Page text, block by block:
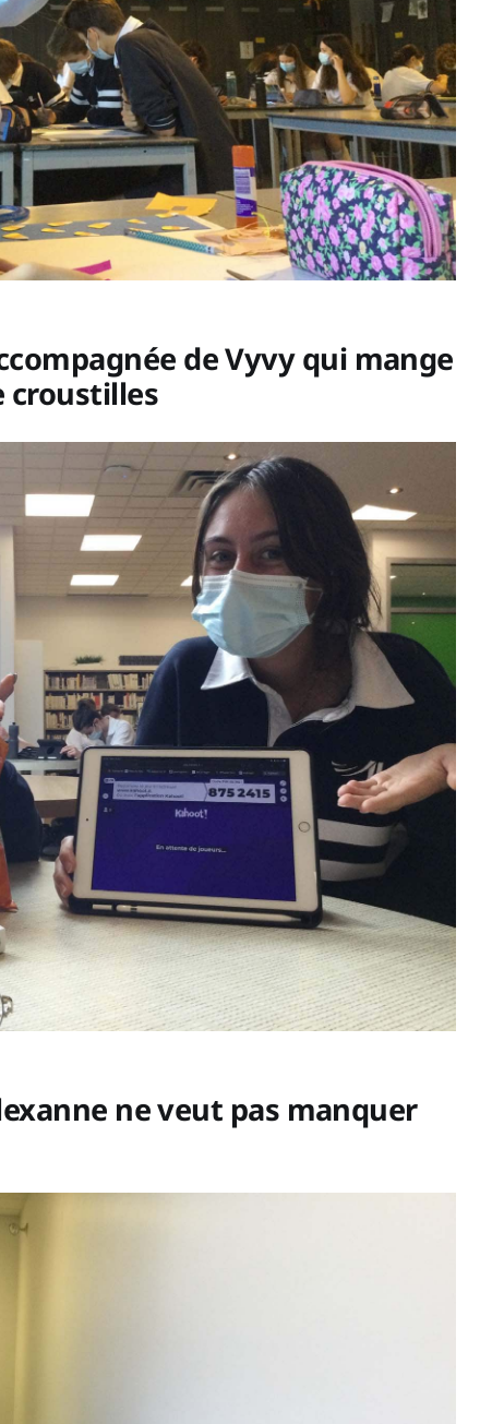
de Vyvy qui mange
croustilles
ne veut pas manquer